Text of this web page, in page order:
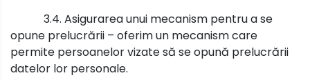
3.4. Asigurarea unui mecanism pentru a se
opune prelucrării – oferim un mecanism care
permite persoanelor vizate să se opună prelucrării
datelor lor personale.